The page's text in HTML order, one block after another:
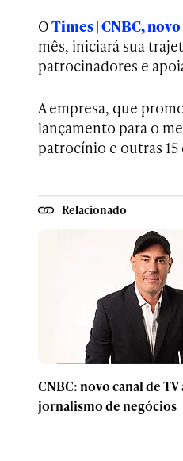
OTimes | CNBC,
mês, iniciará sua
patrocinadores e
A empresa, que
lançamento para o
patrocínio e outras 15
Relacionado
CNBC: novo canal de
jornalismo de negócios